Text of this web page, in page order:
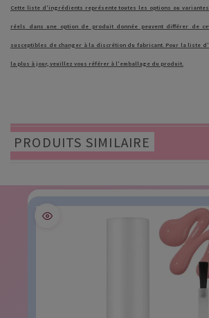
Cette liste d'ingrédients représente toutes les options ou
réels dans une option de produit donnée peuvent différer de
susceptibles de changer à la discrétion du fabricant. Pour la liste
la plus à jour, veuillez vous référer à l'emballage du produit.
PRODUITS SIMILAIRE